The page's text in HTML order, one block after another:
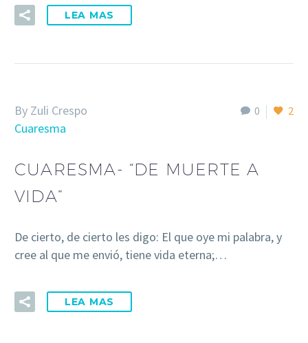
LEA MAS
0 2
By Zuli Crespo
Cuaresma
CUARESMA- “DE MUERTE A
VIDA”
De cierto, de cierto les digo: El que oye mi palabra, y
cree al que me envió, tiene vida eterna;…
LEA MAS